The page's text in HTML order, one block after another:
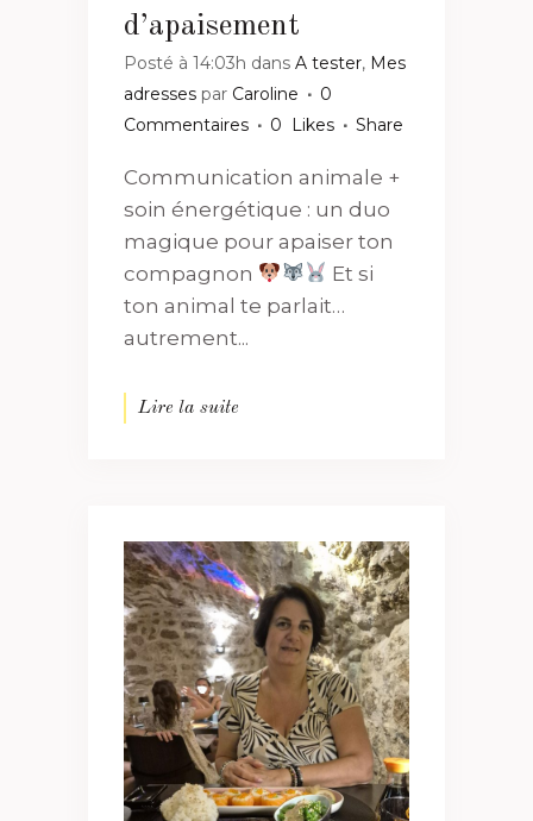
d’apaisement
Posté à 14:03h dans A tester, Mes
adresses par Caroline
0
Commentaires
0 Likes Share
Communication animale +
soin énergétique : un duo
magique pour apaiser ton
compagnon
Et si
ton animal te parlait…
autrement...
Lire la suite